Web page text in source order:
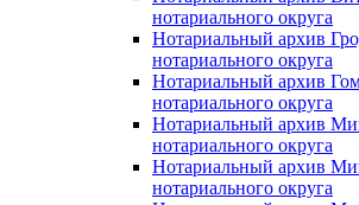
нотариального округа
Нотариальный архив
нотариального округа
Нотариальный архив
нотариального округа
Нотариальный архив
нотариального округа
Нотариальный архив
нотариального округа